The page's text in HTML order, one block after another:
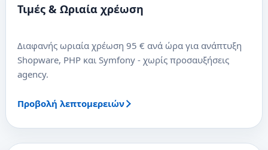
Τιμές & Ωριαία χρέωση
Διαφανής ωριαία χρέωση 95 € ανά ώρα για ανάπτυξη
Shopware, PHP και Symfony - χωρίς προσαυξήσεις
agency.
Προβολή λεπτομερειών